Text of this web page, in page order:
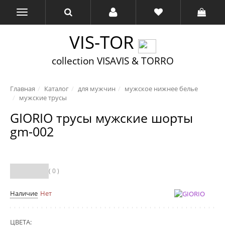
VIS-TOR
collection VISAVIS & TORRO
Главная Каталог для мужчин
мужское нижнее белье
мужские трусы
GIORIO трусы мужские шорты
gm-002
( 0 )
Наличие Нет
ЦВЕТА: